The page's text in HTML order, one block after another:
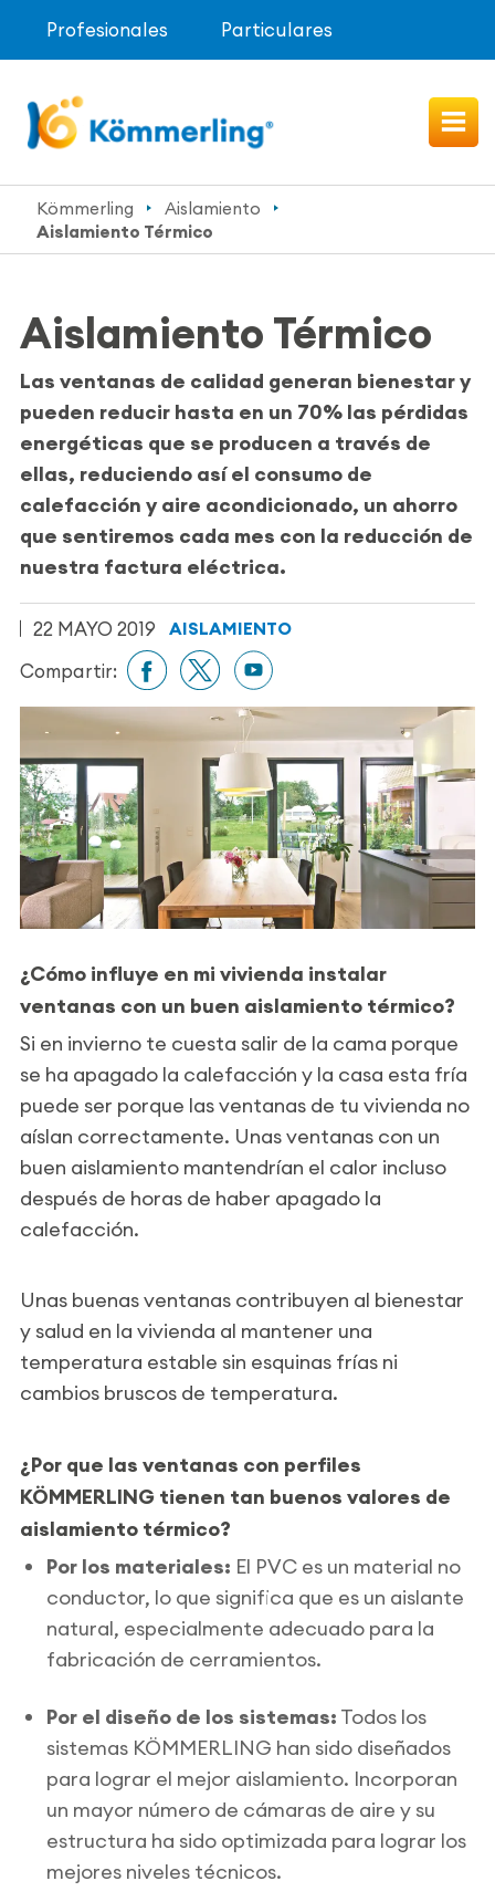
Profesionales Particulares
Kömmerling
Aislamiento
Aislamiento Térmico
Aislamiento Térmico
Las ventanas de calidad generan bienestar y
pueden reducir hasta en un 70% las pérdidas
energéticas que se producen a través de
ellas, reduciendo así el consumo de
calefacción y aire acondicionado, un ahorro
que sentiremos cada mes con la reducción de
nuestra factura eléctrica.
22 MAYO 2019 AISLAMIENTO
Compartir:
¿Cómo influye en mi vivienda instalar
ventanas con un buen aislamiento térmico?
Si en invierno te cuesta salir de la cama porque
se ha apagado la calefacción y la casa esta fría
puede ser porque las ventanas de tu vivienda no
aíslan correctamente. Unas ventanas con un
buen aislamiento mantendrían el calor incluso
después de horas de haber apagado la
calefacción.
Unas buenas ventanas contribuyen al bienestar
y salud en la vivienda al mantener una
temperatura estable sin esquinas frías ni
cambios bruscos de temperatura.
¿Por que las ventanas con perfiles
KÖMMERLING tienen tan buenos valores de
aislamiento térmico?
Por los materiales: El PVC es un material no
conductor, lo que significa que es un aislante
natural, especialmente adecuado para la
fabricación de cerramientos.
Por el diseño de los sistemas: Todos los
sistemas KÖMMERLING han sido diseñados
para lograr el mejor aislamiento. Incorporan
un mayor número de cámaras de aire y su
estructura ha sido optimizada para lograr los
mejores niveles técnicos.